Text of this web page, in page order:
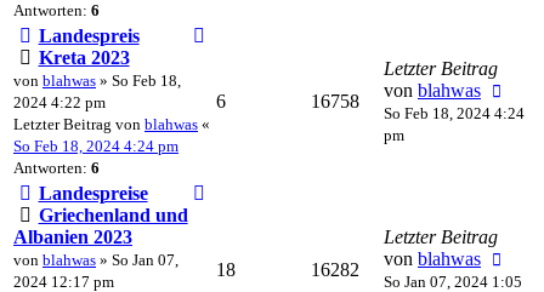
Antworten: 6
Landespreis
Kreta 2023
von blahwas » So Feb 18,
2024 4:22 pm
Letzter Beitrag von blahwas «
So Feb 18, 2024 4:24 pm
Antworten: 6
6 16758
Letzter Beitrag
von blahwas
So Feb 18, 2024 4:24
pm
Landespreise
Griechenland und
Albanien 2023
von blahwas » So Jan 07,
2024 12:17 pm
18 16282
Letzter Beitrag
von blahwas
So Jan 07, 2024 1:05